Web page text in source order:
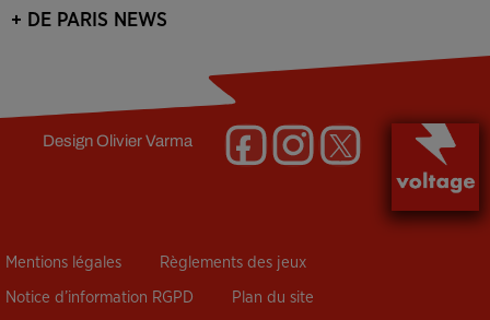
+ DE PARIS NEWS
DesignOlivier Varma
Mentions légales Règlements des jeux
Notice d’information RGPD Plan du site